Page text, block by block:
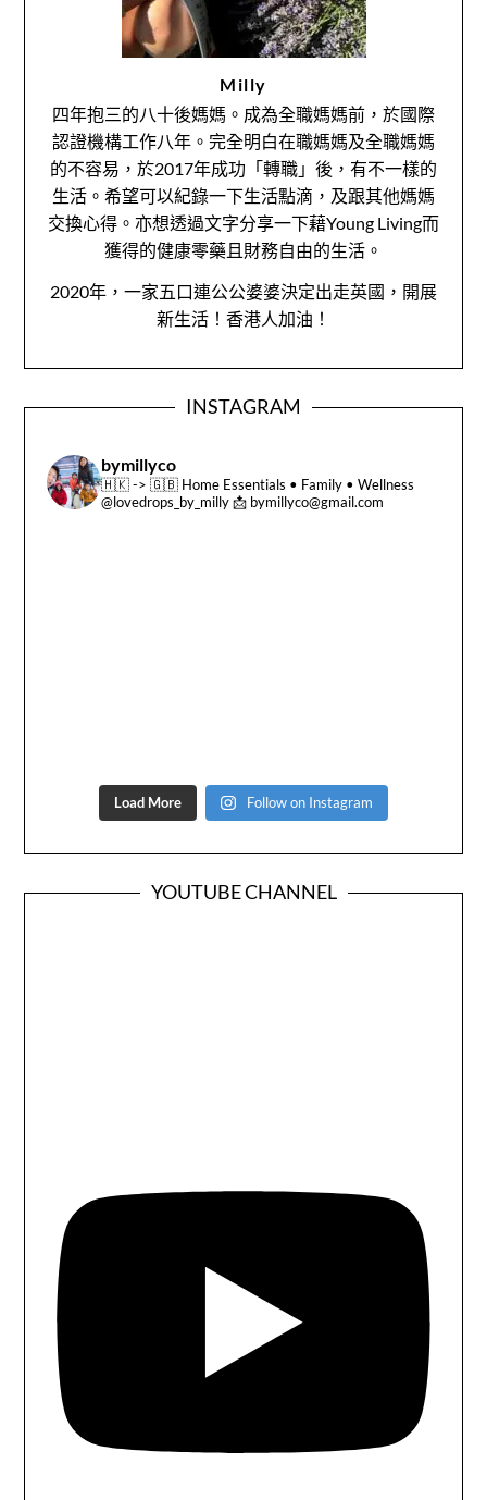
Milly
四年抱三的八十後媽媽。成為全職媽媽前，於國際
認證機構工作八年。完全明白在職媽媽及全職媽媽
的不容易，於2017年成功「轉職」後，有不一樣的
生活。希望可以紀錄一下生活點滴，及跟其他媽媽
交換心得。亦想透過文字分享一下藉Young Living而
獲得的健康零藥且財務自由的生活。
2020年，一家五口連公公婆婆決定出走英國，開展
新生活！香港人加油！
INSTAGRAM
bymillyco
🇭🇰 -> 🇬🇧 Home Essentials • Family • Wellness
@lovedrops_by_milly📩 bymillyco@gmail.com
Load More Follow on Instagram
YOUTUBE CHANNEL